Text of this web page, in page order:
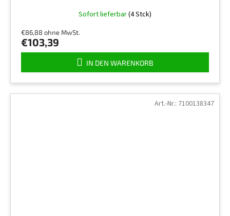
Sofort lieferbar(4 Stck)
€86,88 ohne MwSt.
€103,39
IN DEN WARENKORB
Art.-Nr.: 7100138347